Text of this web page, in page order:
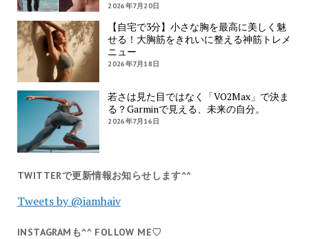
2026年7月20日
【自宅で3分】小さな胸を最高に美しく魅
せる！大胸筋をきれいに整える神筋トレメ
ニュー
2026年7月18日
若さは見た目ではなく「VO2Max」で決ま
る？Garminで見える、未来の自分。
2026年7月16日
TWITTERで更新情報お知らせします^^
Tweets by @iamhaiv
INSTAGRAMも^^ FOLLOW ME♡